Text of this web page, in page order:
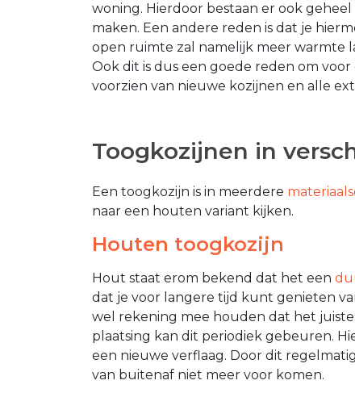
woning. Hierdoor bestaan er ook
maken. Een andere reden is dat je
open ruimte zal namelijk meer warmte
Ook dit is dus een goede reden om
voorzien van nieuwe kozijnen en alle
Toogkozijnen in
Een toogkozijn is in meerdere
naar een houten variant kijken.
Houten toogkozijn
Hout staat erom bekend dat het een
dat je voor langere tijd kunt genieten
wel rekening mee houden dat het
plaatsing kan dit periodiek gebeuren.
een nieuwe verflaag. Door dit
van buitenaf niet meer voor komen.